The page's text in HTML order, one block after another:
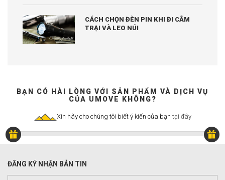
CÁCH CHỌN ĐÈN PIN KHI ĐI CẮM
TRẠI VÀ LEO NÚI
BẠN CÓ HÀI LÒNG VỚI SẢN PHẨM VÀ DỊCH VỤ
CỦA UMOVE KHÔNG?
Xin hãy cho chúng tôi biết ý kiến của bạn tại đây
ĐĂNG KÝ NHẬN BẢN TIN